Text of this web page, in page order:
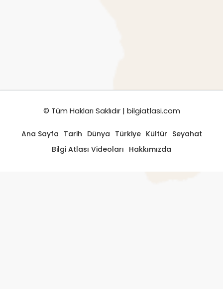
© Tüm Hakları Saklıdır | bilgiatlasi.com
Ana Sayfa Tarih Dünya Türkiye Kültür Seyahat
Bilgi Atlası Videoları Hakkımızda